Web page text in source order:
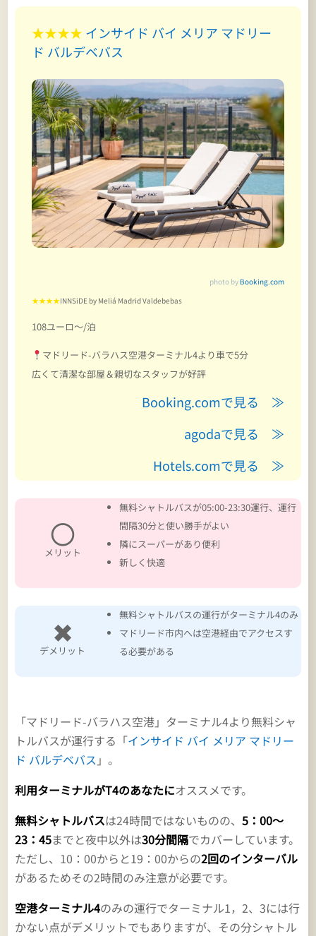
★★★★ インサイド バイ メリア マドリー
ド バルデベバス
photo by Booking.com
★★★★INNSiDE by Meliá Madrid Valdebebas
108ユーロ～/泊
マドリード-バラハス空港ターミナル4より車で5分
広くて清潔な部屋＆親切なスタッフが好評
Booking.comで見る ≫
agodaで見る ≫
Hotels.comで見る ≫
〇
メリット
無料シャトルバスが05:00-23:30運行、運行
間隔30分と使い勝手がよい
隣にスーパーがあり便利
新しく快適
✖
デメリット
無料シャトルバスの運行がターミナル4のみ
マドリード市内へは空港経由でアクセスす
る必要がある
「マドリード-バラハス空港」ターミナル4より無料シャ
トルバスが運行する「インサイド バイ メリア マドリー
ド バルデベバス 」。
利用ターミナルがT4のあなたにオススメです。
無料シャトルバスは24時間ではないものの、5：00～
23：45までと夜中以外は30分間隔でカバーしています。
ただし、10：00からと19：00からの2回のインターバル
があるためその2時間のみ注意が必要です。
空港ターミナル4のみの運行でターミナル1，2、3には行
かない点がデメリットでもありますが、その分シャトル